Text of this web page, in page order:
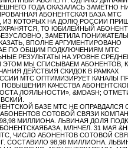
ГОДА ОКАЗАЛАСЬ ЗАМЕТНО
АБОНЕНТСКАЯ БАЗА МТС
ИЗ КОТОРЫХ НА ДОЛЮ РОССИИ
ТО ЮБИЛЕЙНЫЙ
ЗАМЕТИЛА
ВПОЛНЕ АРГУМЕНТИРОВАНО
ПО ОБЩИМ ПОДКЛЮЧЕНИЯМ МТС
РЕЗУЛЬТАТЫ НА УРОВНЕ
ЭТОМ МЫ СПИСЫВАЕМ АБОНЕНТОВ,
ДЕЙСТВИЯ СКИДОК В РАМКАХ
МТС ОПТИМИЗИРУЕТ КАНАЛЫ
КАЧЕСТВА
ЛОЯЛЬНОСТИ», &MDASH;
БАЗЕ МТС НЕ ОПРАВДАЛСЯ
СОТОВОЙ СВЯЗИ
МИЛЛИОНА. ЛЬВИНАЯ ДОЛЯ
МЛНЧЕЛ. 31 МАЯ
ЧИСЛО АБОНЕНТОВ СОТОВОЙ
СОСТАВИЛО 98,98 МИЛЛИОНА.